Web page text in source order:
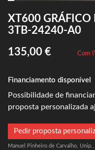
XT600 GRÁFICO
3TB-24240-A0
135,00 €
Com
Financiamento disponível
Possibilidade de
proposta personalizada
Pedir proposta
Manuel Pinheiro de Carvalho,